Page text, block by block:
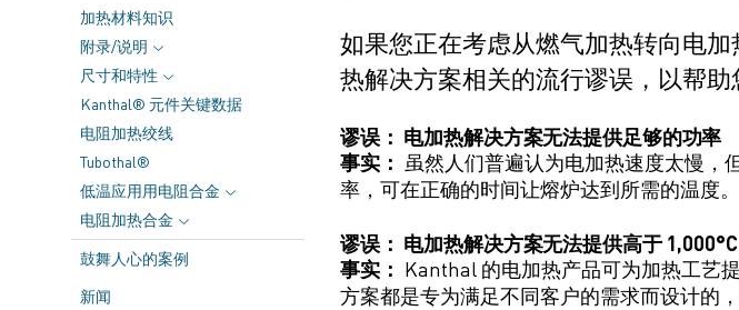
加热材料知识
附录/说明
尺寸和特性
Kanthal® 元件关键数据
电阻加热绞线
Tubothal®
低温应用用电阻合金
电阻加热合金
鼓舞人心的案例
新闻
如果您正在考虑从燃气加热转向电
热解决方案相关的流行谬误 ，以帮助
谬误： 电加热解决方案无法提供足够的功率
事实 ： 虽然人们普遍认为电加热速度太慢 ，
率， 可在正确的时间让熔炉达到所需的温度。
谬误： 电加热解决方案无法提供高于 1,000°C
事实： Kanthal 的电加热产品可为加热工艺
方案都是专为满足不同客户的需求而设计的